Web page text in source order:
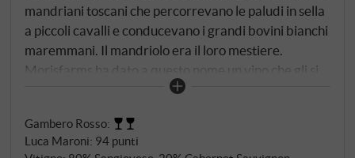
mandriani toscani che percorrevano le paludi in sella
a piccoli cavalli e conducevano i grandi bovini bianchi
maremmani. Il mandriolo era il loro mestiere.
Morisfarms ha dato a questo nome un vino che gli si
addice: concreto, semplice, diretto. 80% Sangiovese,
Verdot – un blend pragmatico proveniente dalla
tenuta Poggetti di Massa Marittima. Terreni argillosi
Gambero Rosso:
Luca Maroni: 94 punti